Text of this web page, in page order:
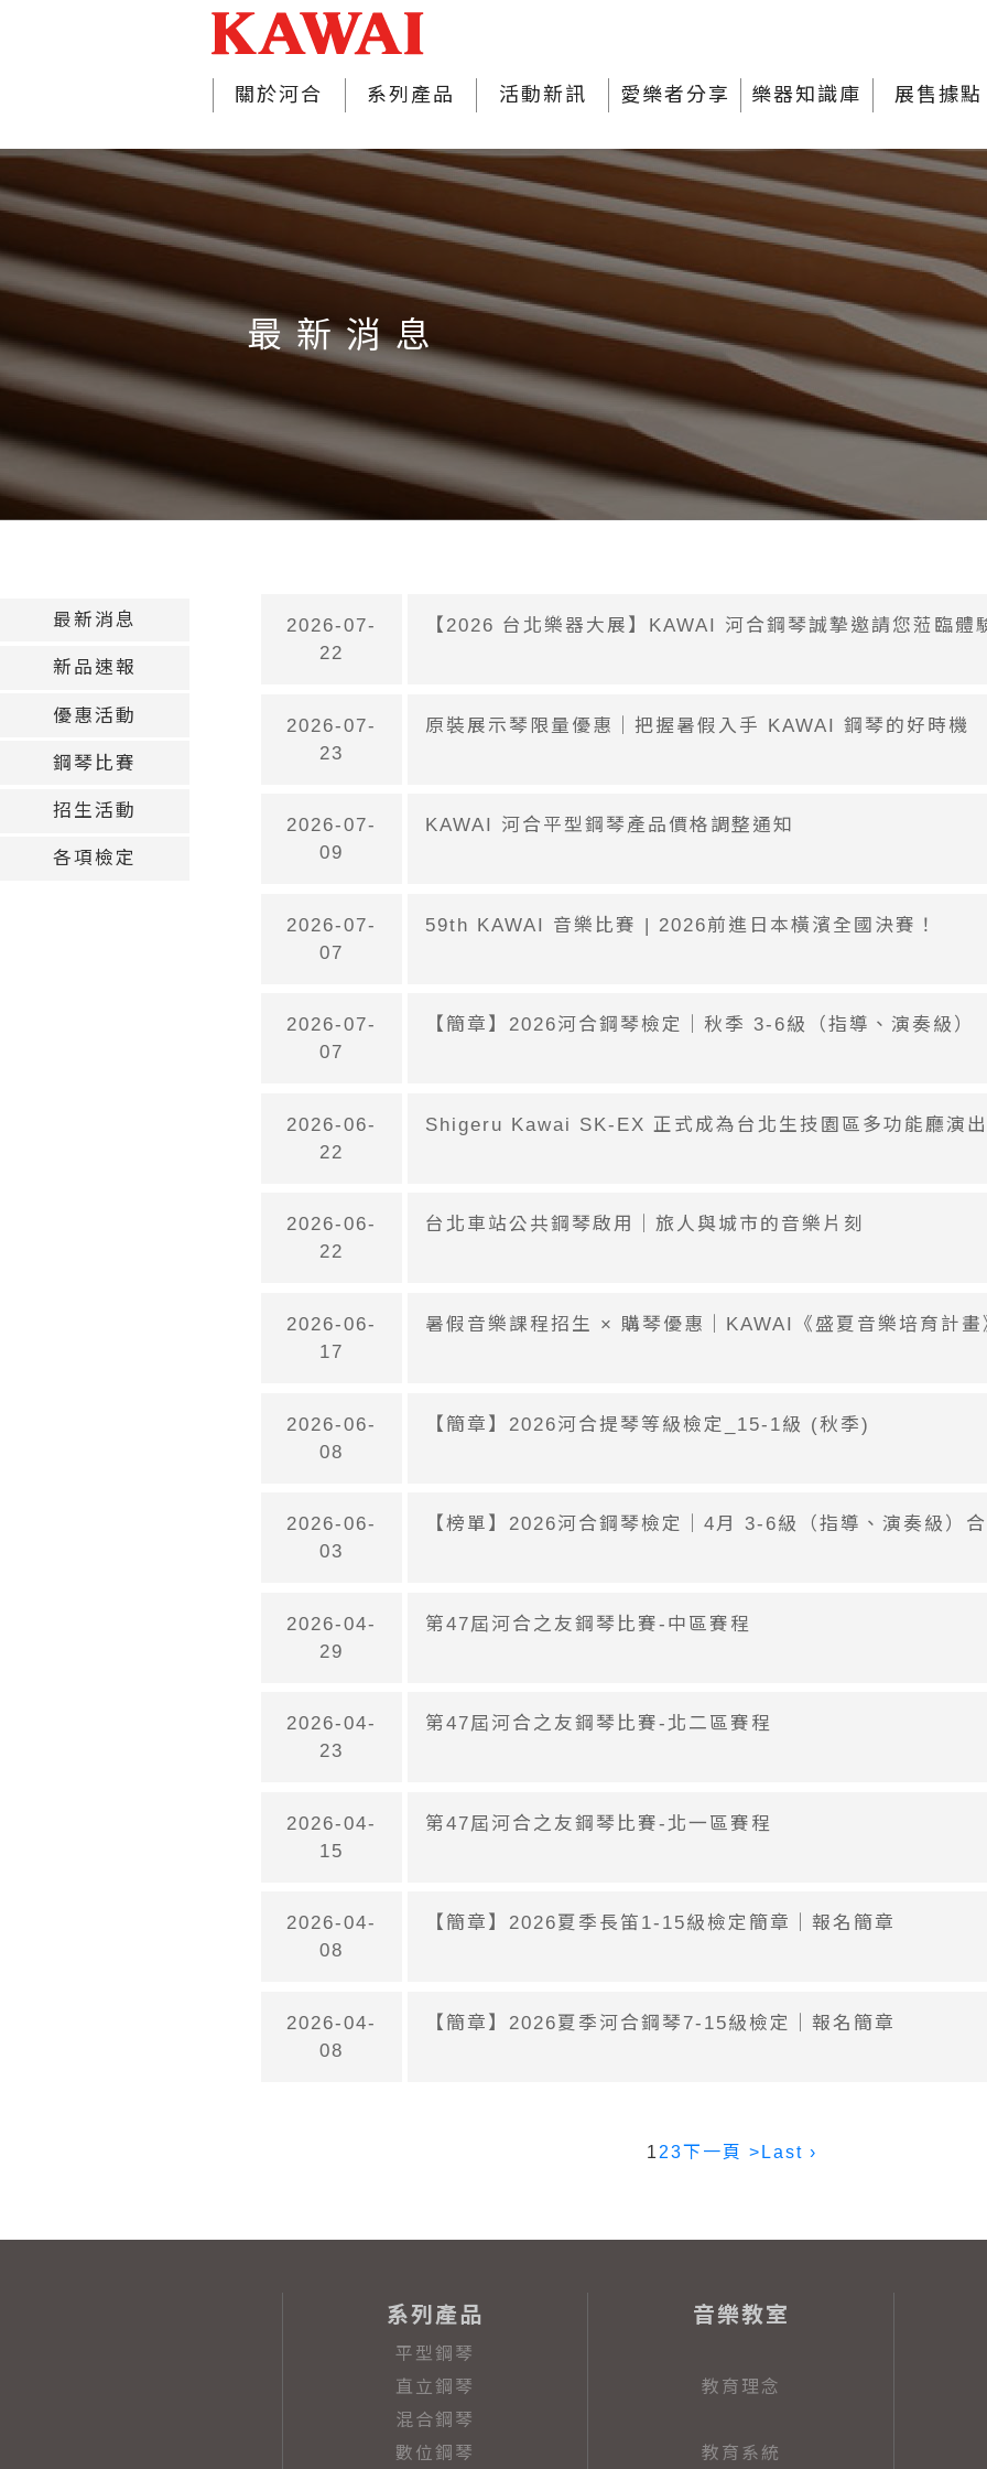
關於河合 系列產品 活動新訊 愛樂者分享 樂器知識庫 展售據點
最 新 消 息
最新消息
新品速報
優惠活動
鋼琴比賽
招生活動
各項檢定
2026-07-
22
【2026 台北樂器大展】KAWAI 河合鋼琴誠摯邀請您蒞臨體
2026-07-
23
原裝展示琴限量優惠｜把握暑假入手 KAWAI 鋼琴的好時機
2026-07-
09
KAWAI 河合平型鋼琴產品價格調整通知
2026-07-
07
59th KAWAI 音樂比賽 | 2026前進日本橫濱全國決賽！
2026-07-
07
【簡章】2026河合鋼琴檢定｜秋季 3-6級（指導、演奏級）
2026-06-
22
Shigeru Kawai SK-EX 正式成為台北生技園區多功能廳演
2026-06-
22
台北車站公共鋼琴啟用｜旅人與城市的音樂片刻
2026-06-
17
暑假音樂課程招生 × 購琴優惠｜KAWAI《盛夏音樂培育計畫
2026-06-
08
【簡章】2026河合提琴等級檢定_15-1級 (秋季)
2026-06-
03
【榜單】2026河合鋼琴檢定｜4月 3-6級（指導、演奏級）
2026-04-
29
第47屆河合之友鋼琴比賽-中區賽程
2026-04-
23
第47屆河合之友鋼琴比賽-北二區賽程
2026-04-
15
第47屆河合之友鋼琴比賽-北一區賽程
2026-04-
08
【簡章】2026夏季長笛1-15級檢定簡章｜報名簡章
2026-04-
08
【簡章】2026夏季河合鋼琴7-15級檢定｜報名簡章
1 23下一頁 > Last ›
系列產品
平型鋼琴
直立鋼琴
混合鋼琴
數位鋼琴
音樂教室
教育理念
教育系統